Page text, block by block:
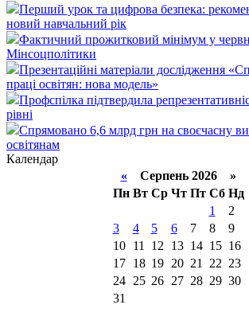
Перший урок та цифрова безпека:
новий навчальний рік
Фактичний прожитковий мінімум у
Мінсоцполітики
Презентаційні матеріали дослідження
праці освітян: нова модель»
Профспілка підтвердила
рівні
Спрямовано 6,6 млрд грн на своєчасну
освітянам
Календар
«Серпень 2026 »
Пн Вт Ср Чт Пт Сб Нд
1
2
3
4 5 6 7 8
9
10
11 12 13 14 15 16
17
18 19 20 21 22 23
24
25 26 27 28 29 30
31